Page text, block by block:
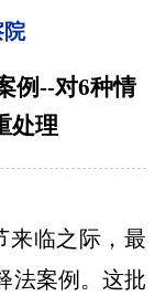
院
例--对6种情
处理
临之际，最
法案例。这批